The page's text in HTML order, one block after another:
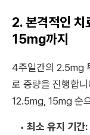
2. 본격적인
15mg까지
4주일간의 2.5mg
로 증량을 진행합
12.5mg, 15mg 순
최소 유지 기간: